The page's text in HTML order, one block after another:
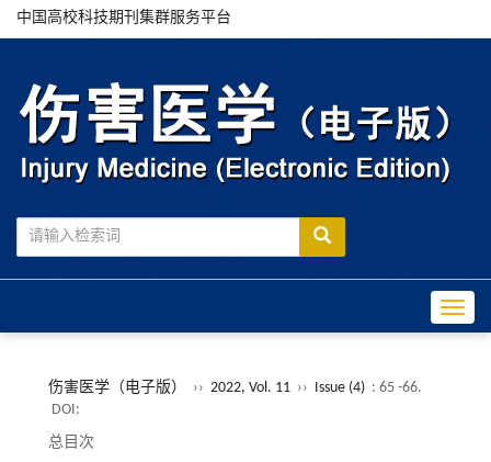
中国高校科技期刊集群服务平台
伤害医学（电子版） ›› 2022, Vol. 11 ›› Issue (4) : 65 -66.
DOI:
总目次